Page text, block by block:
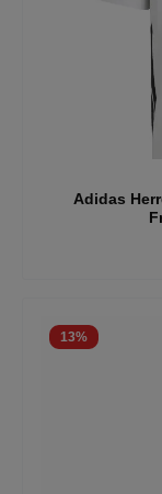
Adidas
13%